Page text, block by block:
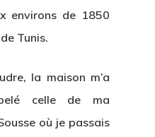
environs de 1850
Tunis.
la maison m’a
celle de ma
où je passais